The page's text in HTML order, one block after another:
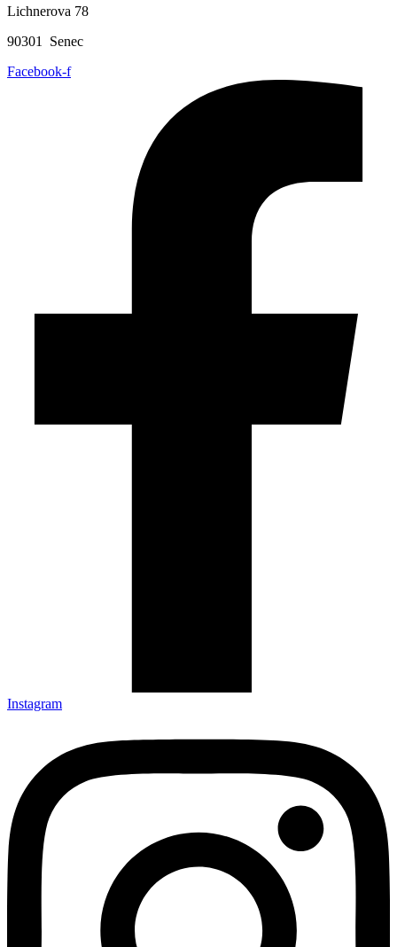
Lichnerova 78
90301 Senec
Facebook-f
Instagram